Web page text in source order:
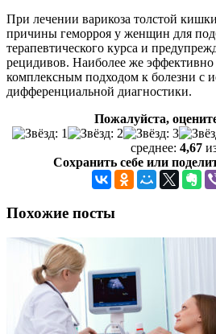
При лечении варикоза толстой
причины геморроя у женщин для
терапевтического курса и
рецидивов. Наиболее же эффективно
комплексным подходом к болезни с
дифференциальной диагностики.
Пожалуйста,
среднее: 4,67
Сохранить себе или
Похожие посты